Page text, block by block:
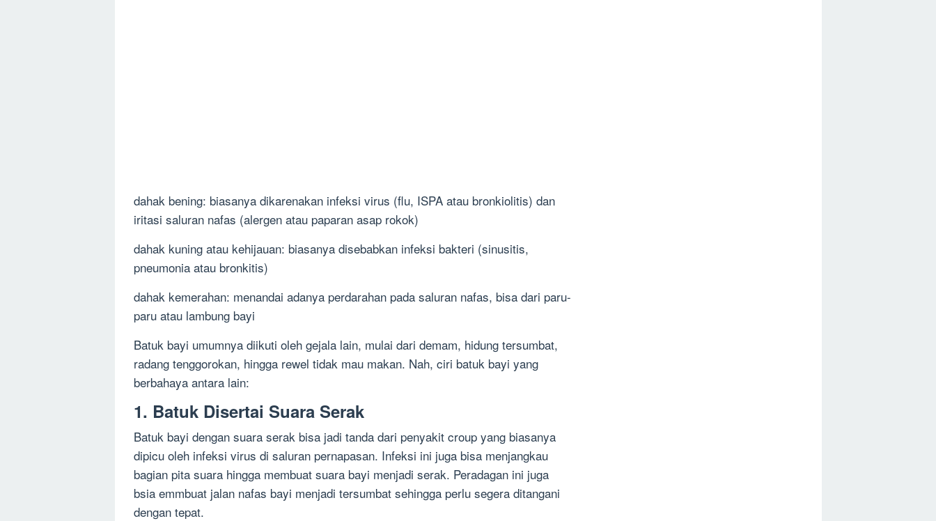
dahak bening: biasanya dikarenakan infeksi virus (flu, ISPA atau bronkiolitis) dan
iritasi saluran nafas (alergen atau paparan asap rokok)
dahak kuning atau kehijauan: biasanya disebabkan infeksi bakteri (sinusitis,
pneumonia atau bronkitis)
dahak kemerahan: menandai adanya perdarahan pada saluran nafas, bisa dari paru-
paru atau lambung bayi
Batuk bayi umumnya diikuti oleh gejala lain, mulai dari demam, hidung tersumbat,
radang tenggorokan, hingga rewel tidak mau makan. Nah, ciri batuk bayi yang
berbahaya antara lain:
1. Batuk Disertai Suara Serak
Batuk bayi dengan suara serak bisa jadi tanda dari penyakit croup yang biasanya
dipicu oleh infeksi virus di saluran pernapasan. Infeksi ini juga bisa menjangkau
bagian pita suara hingga membuat suara bayi menjadi serak. Peradagan ini juga
bsia emmbuat jalan nafas bayi menjadi tersumbat sehingga perlu segera ditangani
dengan tepat.